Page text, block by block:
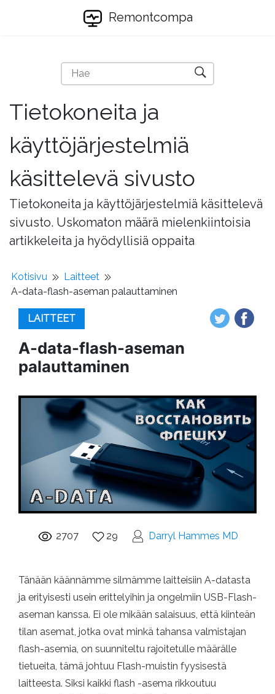
Remontcompa
Tietokoneita ja
käyttöjärjestelmiä
käsittelevä sivusto
Tietokoneita ja käyttöjärjestelmiä käsittelevä
sivusto. Uskomaton määrä mielenkiintoisia
artikkeleita ja hyödyllisiä oppaita
Kotisivu
Laitteet
A-data-flash-aseman palauttaminen
LAITTEET
A-data-flash-aseman
palauttaminen
2707 29 Darryl Hammes MD
Tänään käännämme silmämme laitteisiin A-datasta
ja erityisesti usein erittelyihin ja ongelmiin USB-Flash-
aseman kanssa. Ei ole mikään salaisuus, että kiinteän
tilan asemat, jotka ovat minkä tahansa valmistajan
flash-asemia, on suunniteltu rajoitetulle määrälle
tietueita, tämä johtuu Flash-muistin fyysisestä
laitteesta. Siksi kaikki flash -asema rikkoutuu